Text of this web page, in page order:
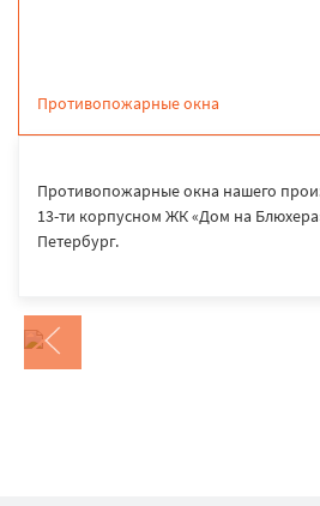
Противопожарные окна
Противопожарные окна нашего
13-ти корпусном ЖК «Дом на
Петербург.